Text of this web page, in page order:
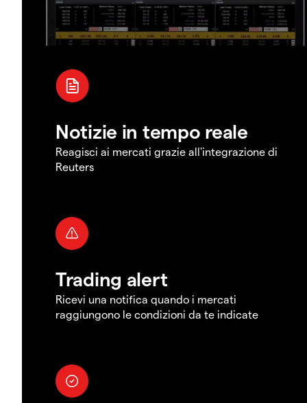
Notizie in tempo reale
Reagisci ai mercati grazie all'integrazione di
Reuters
Trading alert
Ricevi una notifica quando i mercati
raggiungono le condizioni da te indicate